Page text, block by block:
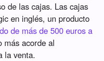
de las cajas. Las cajas
en inglés, un producto
de más de 500 euros a
más acorde al
la venta.